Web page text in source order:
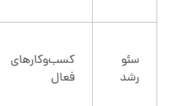
سئو
رشد
کسب‌وکارهای
فعال